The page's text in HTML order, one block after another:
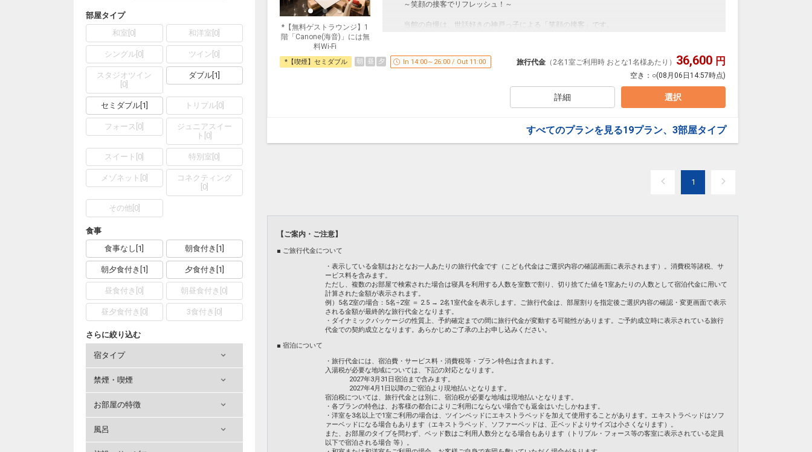
部屋タイプ
和室 0 和洋室 0
シングル 0 ツイン 0
スタジオツイン
0
ダブル 1
セミダブル[ 1 トリプル[ 0]
フォース 0
ジュニアスイー
ト 0
スイート 0 特別室 0
メゾネット 0]
コネクティング
0]
その他[ 0]
食事
食事なし 1 朝食付き 1
朝夕食付き 1 夕食付き 1
昼食付き 0 朝昼食付き 0
昼夕食付き 0] 3食付き 0]
さらに絞り込む
宿タイプ
禁煙・喫煙
お部屋の特徴
風呂
【ゲストラウンジ】
Wi-Fi、新聞、雑誌がございます。
インターネットコース番号：DP-2-200000033528
*【無料ゲストラウンジ】1
階「Canone(海音)」には無
料Wi-Fi
～笑顔の接客でリフレッシュ！～
当館の自慢は、世話好きの神戸っ子による「笑顔の接客」です。
【客室】
客室のポットで、コーヒーや紅茶をお楽しみください。
お肌に優しい柔らかなお湯をご利用ください。
バスタブは足を伸ばして浸かれる広さです。
インターネットコース番号：DP-2-200000033528
*【喫煙】セミダブル 朝 昼 夕 In 14:00～26:00 / Out 11:00 旅行代金 （2名1室ご利用時 おとな1名様あたり） 36,600 円
空き： ○(08月06日14:57時点)
詳細 選択
すべてのプランを見る19プラン、3部屋タイプ
1
【ご案内・ご注意】
■ ご旅行代金について
・表示している金額はおとなお一人あたりの旅行代金です（こども代金はご選択内容の確認画面に表示されます）。消費税等諸税、サ
ービス料を含みます。
ただし、複数のお部屋で検索された場合は寝具を利用する人数を室数で割り、切り捨てた値を1室あたりの人数として宿泊代金に用いて
計算された金額が表示されます。
例）5名2室の場合：5名÷2室 ＝ 2.5 → 2名1室代金を表示します。ご旅行代金は、部屋割りを指定後ご選択内容の確認・変更画面で表示
される金額が最終的な旅行代金となります。
・ダイナミックパッケージの性質上、予約確定までの間に旅行代金が変動する可能性があります。ご予約成立時に表示されている旅行
代金での契約成立となります。あらかじめご了承の上お申し込みください。
■ 宿泊について
・旅行代金には、宿泊費・サービス料・消費税等・プラン特色は含まれます。
入湯税が必要な地域については、下記の対応となります。
2027年3月31日宿泊まで含みます。
2027年4月1日以降のご宿泊より現地払いとなります。
宿泊税については、旅行代金とは別に、宿泊税が必要な地域は現地払いとなります。
・各プランの特色は、お客様の都合によりご利用にならない場合でも返金はいたしかねます。
・洋室を3名以上で1室ご利用の場合は、ツインベッドにエキストラベッドを加えて使用することがあります。エキストラベッドはソフ
ァーベッドになる場合もあります（エキストラベッド、ソファーベッドは、正ベッドよりサイズは小さくなります）。
また、お部屋のタイプを問わず、ベッド数はご利用人数分となる場合もあります（トリプル・フォース等の客室に表示されている定員
以下で宿泊される場合 等）。